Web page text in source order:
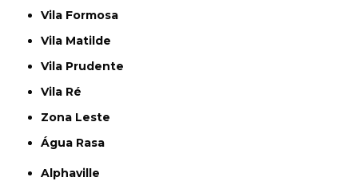
Vila Formosa
Vila Matilde
Vila Prudente
Vila Ré
Zona Leste
Água Rasa
Alphaville